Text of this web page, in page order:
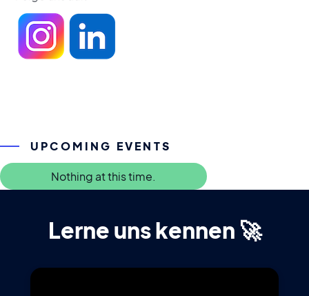
UPCOMING EVENTS
Nothing at this time.
Lerne uns kennen 🚀